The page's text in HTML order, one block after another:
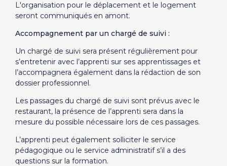
L'organisation pour le déplacement et le logement
seront communiqués en amont.
Accompagnement par un chargé de suivi :
Un chargé de suivi sera présent régulièrement pour
s’entretenir avec l’apprenti sur ses apprentissages et
l’accompagnera également dans la rédaction de son
dossier professionnel.
Les passages du chargé de suivi sont prévus avec le
restaurant, la présence de l’apprenti sera dans la
mesure du possible nécessaire lors de ces passages.
L’apprenti peut également solliciter le service
pédagogique ou le service administratif s’il a des
questions sur la formation.